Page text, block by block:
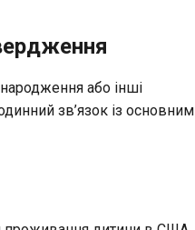
або інші
зв’язок із основним